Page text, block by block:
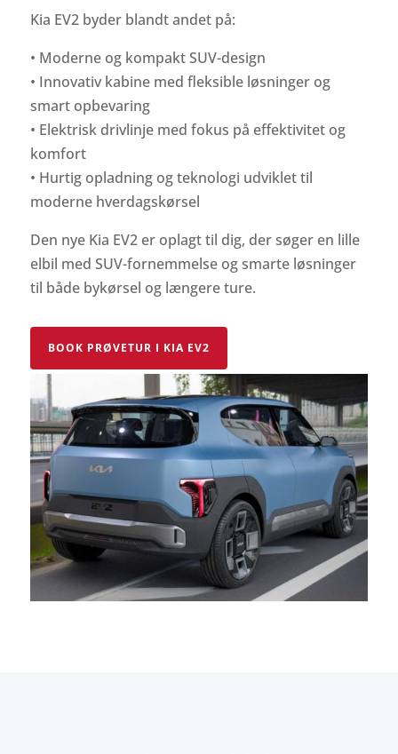
Kia EV2 byder blandt andet på:
• Moderne og kompakt SUV-design
• Innovativ kabine med fleksible løsninger og
smart opbevaring
• Elektrisk drivlinje med fokus på effektivitet og
komfort
• Hurtig opladning og teknologi udviklet til
moderne hverdagskørsel
Den nye Kia EV2 er oplagt til dig, der søger en lille
elbil med SUV-fornemmelse og smarte løsninger
til både bykørsel og længere ture.
BOOK PRØVETUR I KIA EV2